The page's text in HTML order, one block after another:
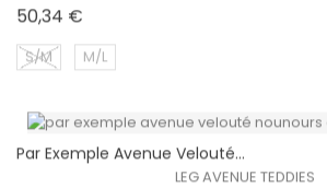
EXCLUSIVITÉ WEB !
50,34 €
S/M M/L
Par Exemple Avenue Velouté...
LEG AVENUE TEDDIES